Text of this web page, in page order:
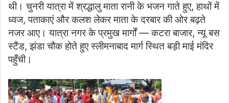
थी। चुनरी यात्रा में श्रद्धालु माता रानी के भजन गाते हुए, हाथों में
ध्वज, पताकाएं और कलश लेकर माता के दरबार की ओर बढ़ते
नजर आए। यात्रा नगर के प्रमुख मार्गों — कटरा बाजार, न्यू बस
स्टैंड, झंडा चौक होते हुए स्लीमनाबाद मार्ग स्थित बड़ी माई मंदिर
पहुँची।